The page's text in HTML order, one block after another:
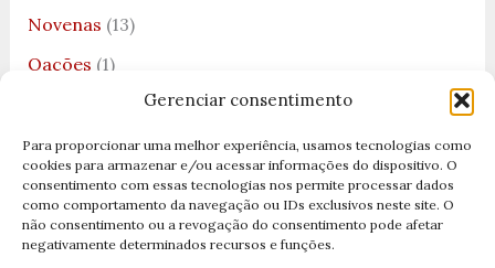
Gerenciar consentimento
Para proporcionar uma melhor experiência, usamos tecnologias como
cookies para armazenar e/ou acessar informações do dispositivo. O
consentimento com essas tecnologias nos permite processar dados
como comportamento da navegação ou IDs exclusivos neste site. O
não consentimento ou a revogação do consentimento pode afetar
negativamente determinados recursos e funções.
Novenas (13)
Oações (1)
Oração à Nossa Senhora da Saúde(1)
Oração a Nossa Senhora das Graças(1)
Oração a São José(2)